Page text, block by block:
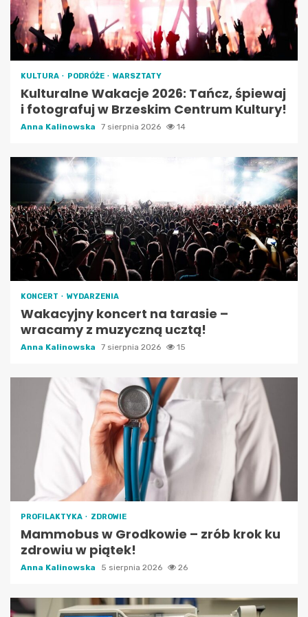
KULTURA PODRÓŻE WARSZTATY
Kulturalne Wakacje 2026: Tańcz, śpiewaj
i fotografuj w Brzeskim Centrum Kultury!
Anna Kalinowska 7 sierpnia 2026 14
KONCERT WYDARZENIA
Wakacyjny koncert na tarasie –
wracamy z muzyczną ucztą!
Anna Kalinowska 7 sierpnia 2026 15
PROFILAKTYKA ZDROWIE
Mammobus w Grodkowie – zrób krok ku
zdrowiu w piątek!
Anna Kalinowska 5 sierpnia 2026 26